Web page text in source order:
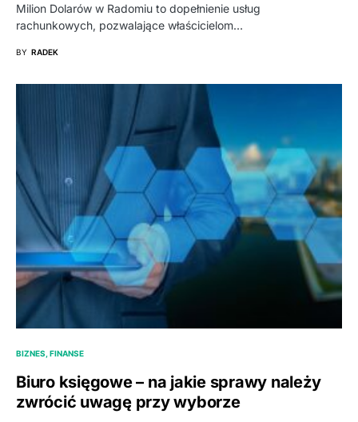
Milion Dolarów w Radomiu to dopełnienie usług
rachunkowych, pozwalające właścicielom…
BY RADEK
BIZNES, FINANSE
Biuro księgowe – na jakie sprawy należy
zwrócić uwagę przy wyborze